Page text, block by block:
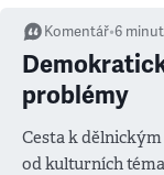
Komentář•6 minut
problémy
Cesta k
od kulturních